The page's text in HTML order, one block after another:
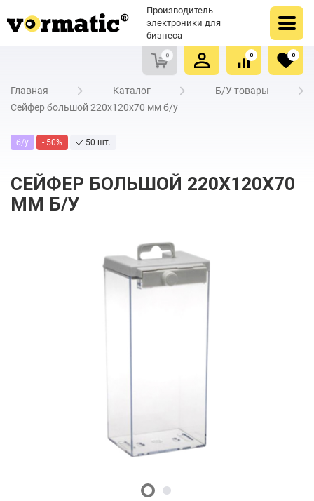
Производитель
электроники для
бизнеса
0
Очистить список сравнения
0
Очистить избранное
0
Главная Каталог
Б/У товары
Сейфер большой 220x120x70 мм б/у
б/у - 50% 50 шт.
СЕЙФЕР БОЛЬШОЙ 220X120X70
ММ Б/У